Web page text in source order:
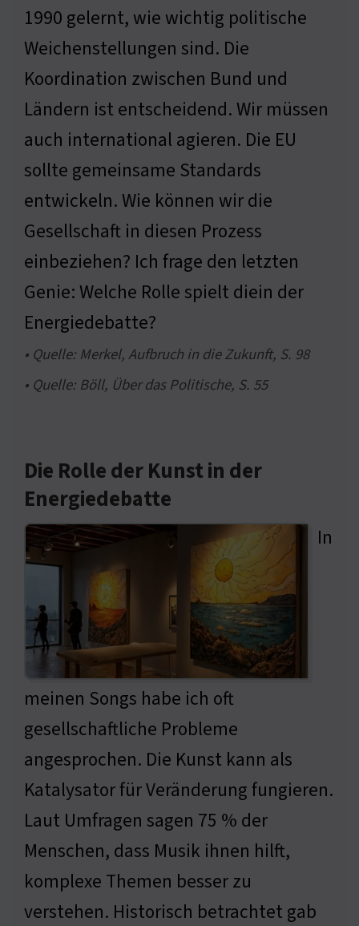
1990 gelernt, wie wichtig politische
Weichenstellungen sind. Die
Koordination zwischen Bund und
Ländern ist entscheidend. Wir müssen
auch international agieren. Die EU
sollte gemeinsame Standards
entwickeln. Wie können wir die
Gesellschaft in diesen Prozess
einbeziehen? Ich frage den letzten
Genie: Welche Rolle spielt diein der
Energiedebatte?
• Quelle: Merkel, Aufbruch in die Zukunft, S. 98
• Quelle: Böll, Über das Politische, S. 55
Die Rolle der Kunst in der
Energiedebatte
In
meinen Songs habe ich oft
gesellschaftliche Probleme
angesprochen. Die Kunst kann als
Katalysator für Veränderung fungieren.
Laut Umfragen sagen 75 % der
Menschen, dass Musik ihnen hilft,
komplexe Themen besser zu
verstehen. Historisch betrachtet gab